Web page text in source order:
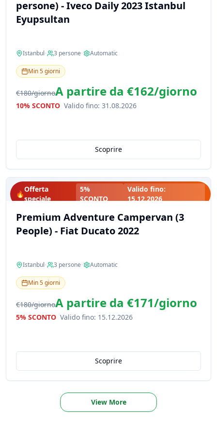
persone) - Iveco Daily 2023 Istanbul
Eyupsultan
Istanbul• 3 persone• Automatic
Min5giorni
€180/giornoA partire da €162/giorno
10% SCONTO Valido fino: 31.08.2026
Scoprire
🔥
Offerta
speciale
5%
SCONTO
Valido fino:
15.12.2026
Premium Adventure Campervan (3
People) - Fiat Ducato 2022
Istanbul• 3 persone• Automatic
Min5giorni
€180/giornoA partire da €171/giorno
5% SCONTO Valido fino: 15.12.2026
Scoprire
View More